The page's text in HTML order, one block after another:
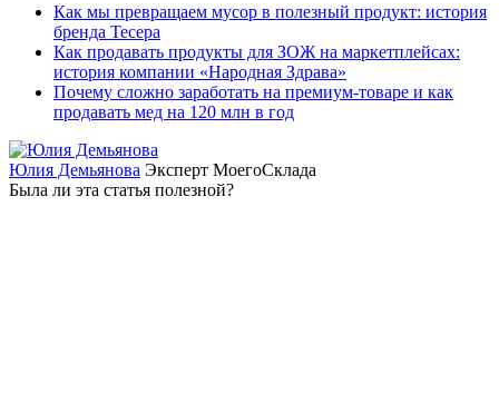
Как мы превращаем мусор в полезный продукт: история
бренда Тесера
Как продавать продукты для ЗОЖ на маркетплейсах:
история компании «Народная Здрава»
Почему сложно заработать на премиум-товаре и как
продавать мед на 120 млн в год
Юлия Демьянова Эксперт МоегоСклада
Была ли эта статья полезной?